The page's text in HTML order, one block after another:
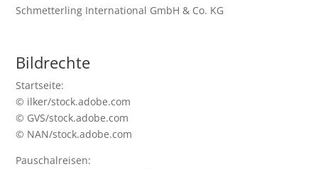
Schmetterling International GmbH & Co. KG
Bildrechte
Startseite:
© ilker/stock.adobe.com
© GVS/stock.adobe.com
© NAN/stock.adobe.com
Pauschalreisen: